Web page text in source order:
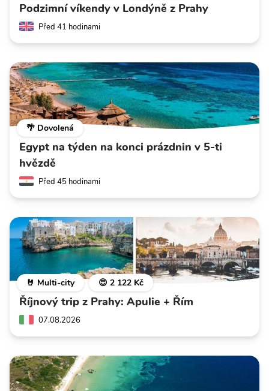
Podzimní víkendy v Londýně z Prahy
Před 41 hodinami
🌴 Dovolená
Egypt na týden na konci prázdnin v 5-ti
hvězdě
Před 45 hodinami
🤘 Multi-city 😍 2 122 Kč
Říjnový trip z Prahy: Apulie + Řím
07.08.2026